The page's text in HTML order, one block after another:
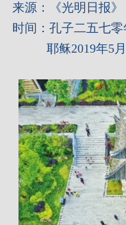
来源：《光明日报》
时间：孔子二五七
耶稣2019年5月